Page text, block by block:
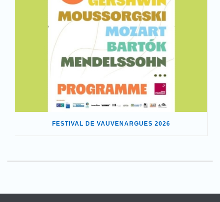
FESTIVAL DE VAUVENARGUES 2026